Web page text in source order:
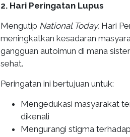
2. Hari Peringatan Lupus
Mengutip National Today, Hari
meningkatkan kesadaran
gangguan autoimun di mana
sehat.
Peringatan ini bertujuan untuk:
Mengedukasi masyarakat
dikenali
Mengurangi stigma